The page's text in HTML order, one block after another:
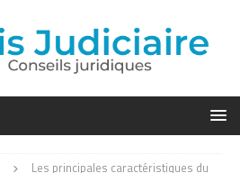
Les principales caractéristiques du